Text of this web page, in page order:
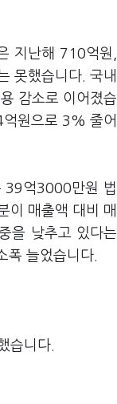
지난해 710억원,
못했습니다. 국내
감소로 이어졌습
원으로 3% 줄어
39억3000만원 법
이 매출액 대비 매
을 낮추고 있다는
늘었습니다.
습니다.